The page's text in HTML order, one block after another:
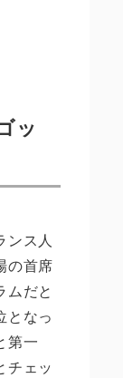
ッ
ンス人
の首席
ムだと
となっ
第一
チェッ